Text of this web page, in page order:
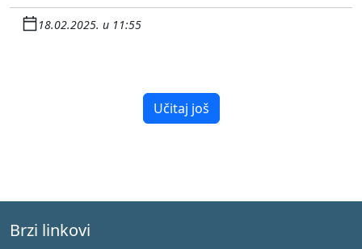
18.02.2025. u 11:55
Učitaj još
Brzi linkovi